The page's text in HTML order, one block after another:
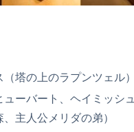
塔の上のラプンツェル）
ューバート、ヘイミッシ
主人公メリダの弟）